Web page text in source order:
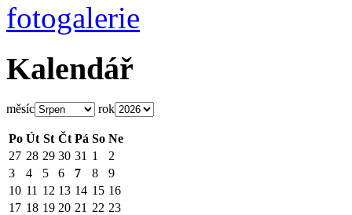
Kalendář
měsíc rok
Po Út St Čt Pá So Ne
27 28 29 30 31 1
2
3
4 5 6 7 8
9
10 11 12 13 14 15 16
17 18 19 20 21 22 23